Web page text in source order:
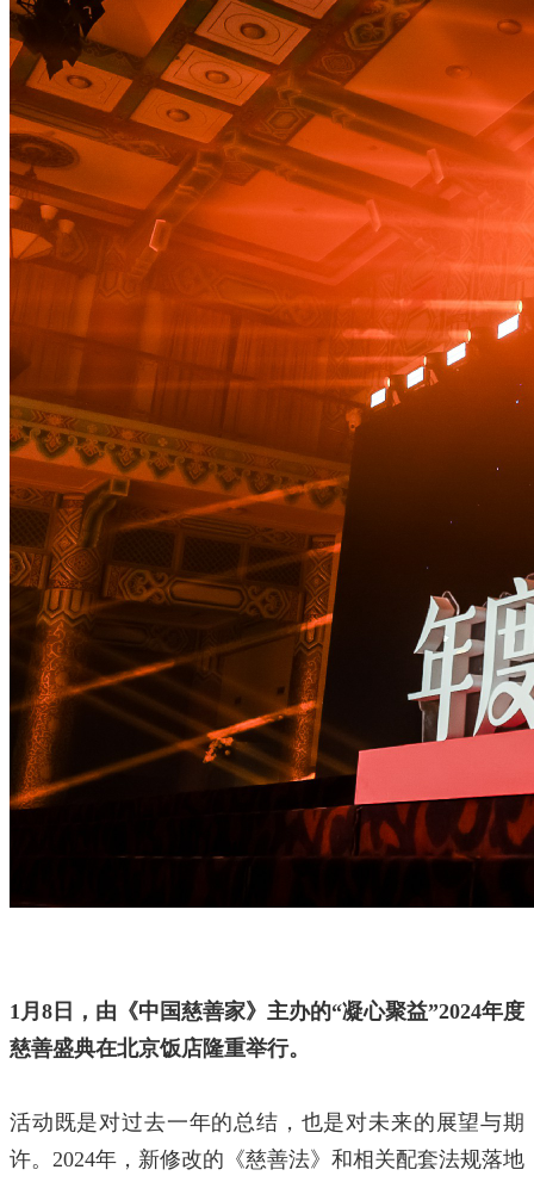
1月8日，由《中国慈善家》主办的“凝心聚益”2024年度
慈善盛典在北京饭店隆重举行。
活动既是对过去一年的总结，也是对未来的展望与期
许。2024年，新修改的《慈善法》和相关配套法规落地